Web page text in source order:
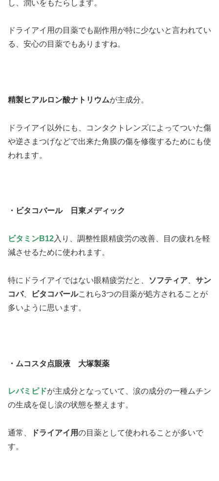
し、潤いをもたらします。
ドライアイ用の目薬でも副作用が特に少ないと言われてい
る、安心の目薬でもありますね。
精製ヒアルロン酸ナトリウムが主成分。
ドライアイ以外にも、コンタクトレンズによってついた傷
や逆さまつげなどで出来た角膜の傷を修復するためにも使
われます。
・ビタコバール 日東メディック
ビタミンB12入り、調整性眼精疲労の改善、目の疲れを軽
減させるために使われます。
特にドライアイではない眼精疲労だと、 ソフティア
サン
コバ、 ビタコバールこれら3つの目薬が処方されることが
多いように思います。
・ムコスタ点眼液 大塚製薬
レバミピドが主成分となっていて、涙の成分の一種ムチン
の生成を促し涙の状態を整えます。
通常、 ドライアイ用の目薬として使われることが多いで
す。